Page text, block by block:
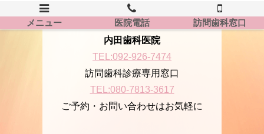
内田歯科医院
TEL:092-926-7474
訪問歯科診療専用窓口
TEL:080-7813-3617
ご予約・お問い合わせはお気軽に
メニュー 医院電話 訪問歯科窓口